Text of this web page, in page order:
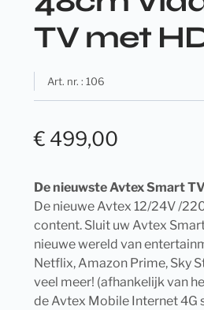
TV met
Art. nr. : 106
€ 499,00
De nieuwste Avtex Smart
De nieuwe Avtex 12/24V /
content. Sluit uw Avtex
nieuwe wereld van
Netflix, Amazon Prime, Sky
veel meer! (afhankelijk van
de Avtex Mobile Internet 4G